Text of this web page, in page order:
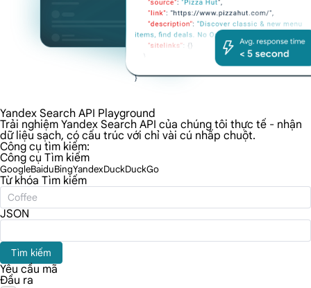
Yandex Search API Playground
Trải nghiệm Yandex Search API của chúng tôi thực tế - nhận
dữ liệu sạch, có cấu trúc với chỉ vài cú nhấp chuột.
Công cụ tìm kiếm:
Công cụ Tìm kiếm
GoogleBaiduBingYandexDuckDuckGo
Từ khóa Tìm kiếm
JSON
Tìm kiếm
Yêu cầu mã
Đầu ra